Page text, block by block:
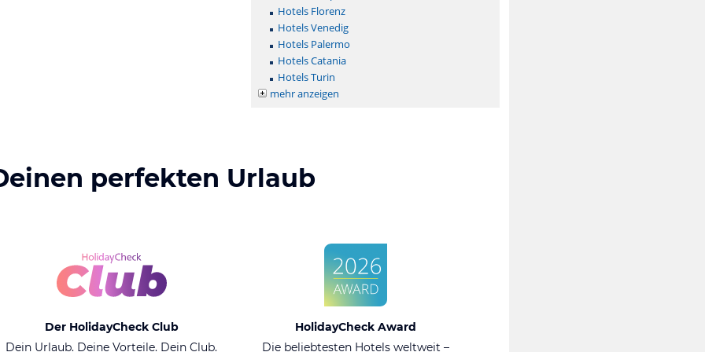
Hotels Florenz
Hotels Venedig
Hotels Palermo
Hotels Catania
Hotels Turin
mehr anzeigen
perfekten Urlaub
Der HolidayCheck Club
Dein Urlaub. Deine Vorteile. Dein Club.
HolidayCheck Award
Die beliebtesten Hotels weltweit –